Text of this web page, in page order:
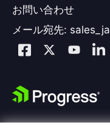
お問い合わせ
メール宛先:
Kemp は、プログレスの製品ポ